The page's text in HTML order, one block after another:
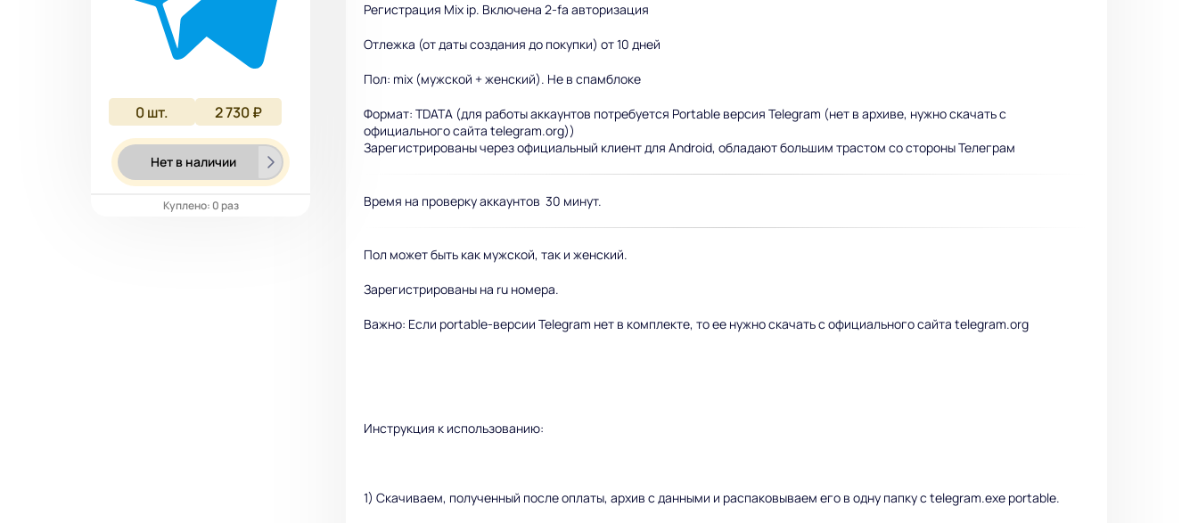
0шт. 2 730 ₽
Нет в наличии
Куплено: 0 раз
Регистрация Mix ip. Включена 2-fa авторизация
Отлежка (от даты создания до покупки) от 10 дней
Пол: mix (мужской + женский). Не в спамблоке
Формат: TDATA (для работы аккаунтов потребуется Portable версия Telegram (нет в архиве, нужно скачать с
официального сайта telegram.org))
Зарегистрированы через официальный клиент для Android, обладают большим трастом со стороны Телеграм
Время на проверку аккаунтов 30 минут.
Пол может быть как мужской, так и женский.
Зарегистрированы на ru номера.
Важно: Если portable-версии Telegram нет в комплекте, то ее нужно скачать с официального сайта telegram.org
Инструкция к использованию:
1) Скачиваем, полученный после оплаты, архив с данными и распаковываем его в одну папку с telegram.exe portable.